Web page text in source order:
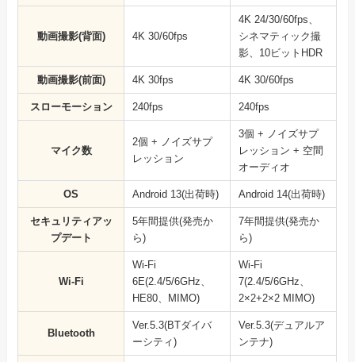
動画撮影(背面) 4K 30/60fps
4K 24/30/60fps、
シネマティック撮
影、10ビットHDR
動画撮影(前面) 4K 30fps 4K 30/60fps
スローモーション 240fps 240fps
マイク数
2個 + ノイズサプ
レッション
3個 + ノイズサプ
レッション + 空間
オーディオ
OS Android 13(出荷時) Android 14(出荷時)
セキュリティアッ
プデート
5年間提供(発売か
ら)
7年間提供(発売か
ら)
Wi-Fi
Wi-Fi
6E(2.4/5/6GHz、
HE80、MIMO)
Wi-Fi
7(2.4/5/6GHz、
2×2+2×2 MIMO)
Bluetooth
Ver.5.3(BTダイバ
ーシティ)
Ver.5.3(デュアルア
ンテナ)